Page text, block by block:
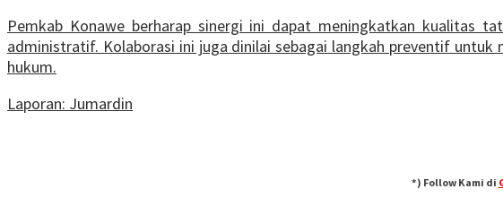
Pemkab Konawe berharap sinergi ini dapat meningkatkan kualitas
administratif. Kolaborasi ini juga dinilai sebagai langkah preventif
hukum.
Laporan: Jumardin
*) Follow Kami di